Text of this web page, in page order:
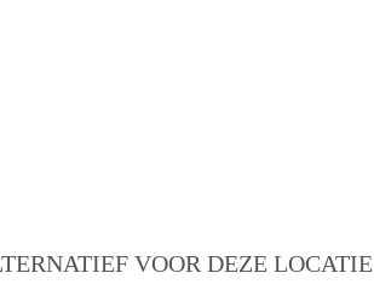
VOOR DEZE LOCATIE